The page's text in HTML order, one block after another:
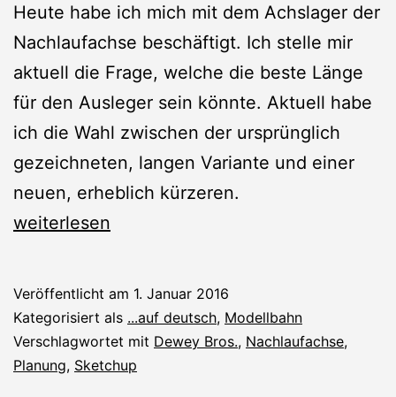
Heute habe ich mich mit dem Achslager der
Nachlaufachse beschäftigt. Ich stelle mir
aktuell die Frage, welche die beste Länge
für den Ausleger sein könnte. Aktuell habe
ich die Wahl zwischen der ursprünglich
gezeichneten, langen Variante und einer
neuen, erheblich kürzeren.
Nachlaufachslager
weiterlesen
Veröffentlicht am 1. Januar 2016
Kategorisiert als ...auf deutsch, Modellbahn
Verschlagwortet mit Dewey Bros., Nachlaufachse,
Planung, Sketchup